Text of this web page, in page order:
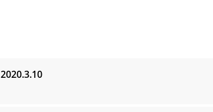
2020.3.10